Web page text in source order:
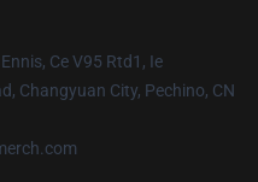
Ce V95 Rtd1, Ie
Changyuan City, Pechino, CN